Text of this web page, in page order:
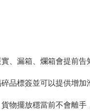
、漏箱、爛箱會提前告
品標簽並可以提供增
物擺放穩當前不會離手